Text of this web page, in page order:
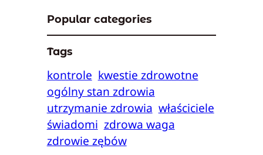
Popular categories
Tags
kontrole kwestie zdrowotne
ogólny stan zdrowia
utrzymanie zdrowia właściciele
świadomi zdrowa waga
zdrowie zębów